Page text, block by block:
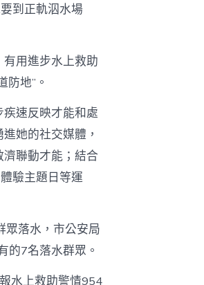
到正軌泅水場
用進步水上救助
地”。
速反映才能和處
她的社交媒體，
聯動才能；結合
驗主題日等運
眾落水，市公安局
的7名落水群眾。
水上救助警情954